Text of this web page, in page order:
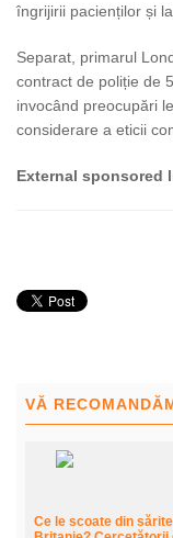
îngrijirii pacienților și
Separat, primarul
contract de poliție de
invocând preocupări
considerare a eticii
External sponsored
VĂ
Ce le scoate din